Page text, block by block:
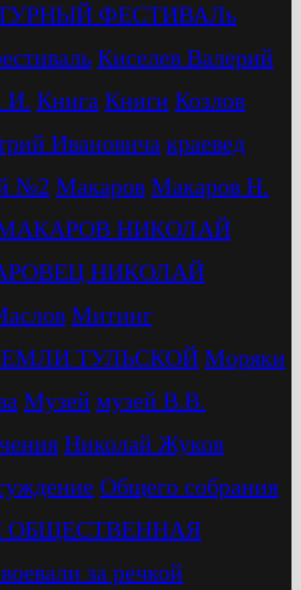
ФЕСТИВАЛь
Киселев Валерий
И. Книга Книги Козлов
Ивановича краевед
№2 Макаров Макаров Н.
НИКОЛАЙ
НИКОЛАЙ
Митинг
ТУЛЬСКОЙ Моряки
Музей музей В.В.
Николай Жуков
Общего собрания
ОБЩЕСТВЕННАЯ
за речкой